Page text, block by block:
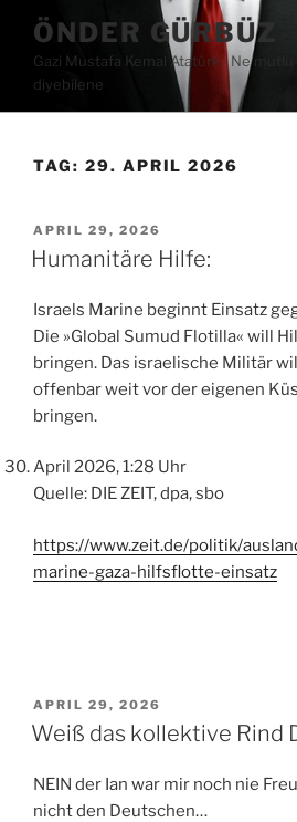
Inhalt
springen
ÖNDER GÜRBÜZ
Gazi Mustafa Kemal Atatürk ∙ Ne
diyebilene
TAG: 29. APRIL 2026
VERÖFFENTLICHT
AM
APRIL 29, 2026
Humanitäre Hilfe:
Israels Marine beginnt Einsatz
Die »Global Sumud Flotilla« will
bringen. Das israelische Militär
offenbar weit vor der eigenen
bringen.
April 2026, 1:28 Uhr
Quelle: DIE ZEIT, dpa, sbo
https://www.zeit.de/politik/
marine-gaza-hilfsflotte-einsatz
VERÖFFENTLICHT
AM
APRIL 29, 2026
Weiß das kollektive Rind
NEIN der Ian war mir noch nie
nicht den Deutschen…